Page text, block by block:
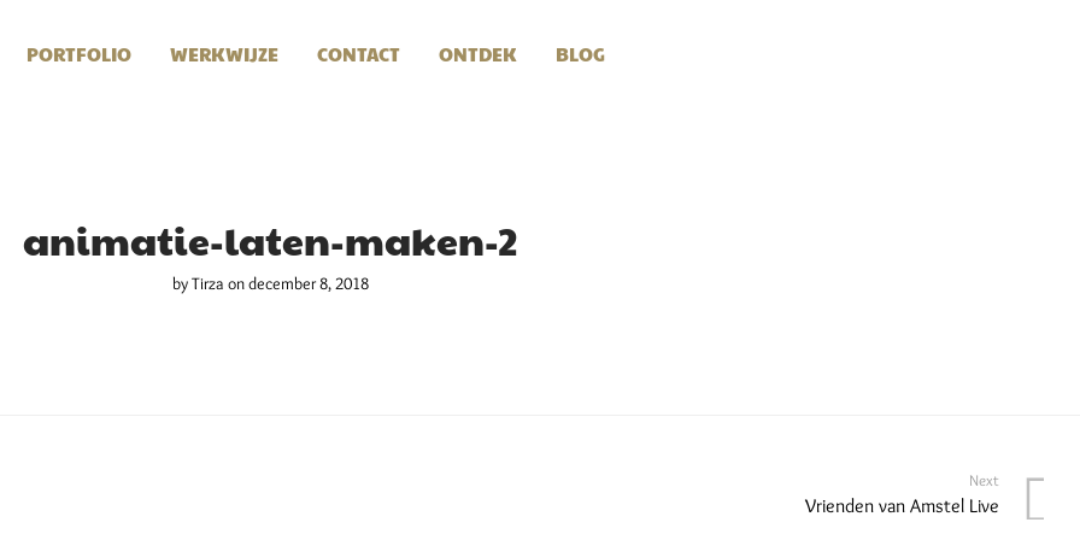
PORTFOLIO WERKWIJZE CONTACT ONTDEK BLOG
animatie-laten-maken-2
byTirza on december 8, 2018
Next
Vrienden van Amstel Live